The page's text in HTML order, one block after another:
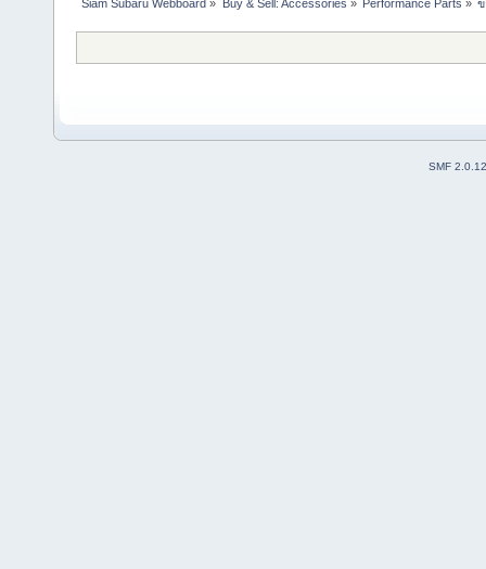
Siam Subaru Webboard » Buy & Sell: Accessories » Performance Parts » ข
SMF 2.0.12